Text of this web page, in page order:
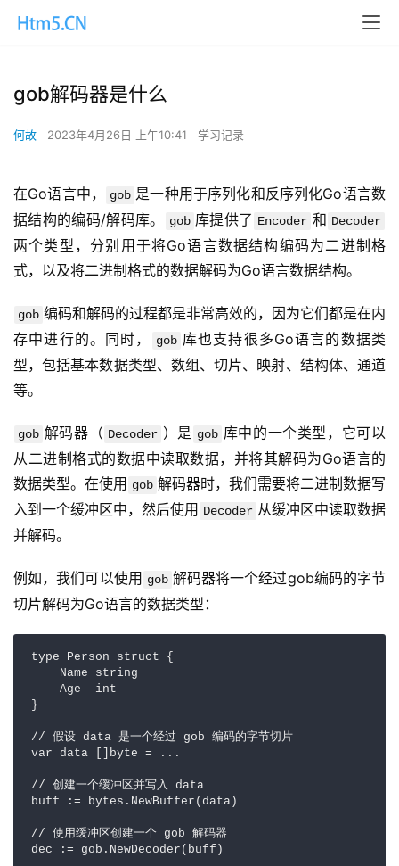
gob解码器是什么
何故 2023年4月26日 上午10:41 学习记录
在Go语言中， gob 是一种用于序列化和反序列化Go语言数
据结构的编码/解码库。
gob 库提供了 Encoder 和 Decoder
两个类型，分别用于将Go语言数据结构编码为二进制格
式，以及将二进制格式的数据解码为Go语言数据结构。
gob 编码和解码的过程都是非常高效的，因为它们都是在内
存中进行的。同时，
gob 库也支持很多Go语言的数据类
型，包括基本数据类型、数组、切片、映射、结构体、通道
等。
gob 解码器（ Decoder ）是 gob 库中的一个类型，它可以
从二进制格式的数据中读取数据，并将其解码为Go语言的
数据类型。在使用 gob 解码器时，我们需要将二进制数据写
入到一个缓冲区中，然后使用 Decoder 从缓冲区中读取数据
并解码。
例如，我们可以使用 gob 解码器将一个经过gob编码的字节
切片解码为Go语言的数据类型：
type Person struct {
}
// 假设 data 是一个经过 gob 编码的字节切片
var data []byte = ...
// 创建一个缓冲区并写入 data
buff := bytes.NewBuffer(data)
// 使用缓冲区创建一个 gob 解码器
dec := gob.NewDecoder(buff)